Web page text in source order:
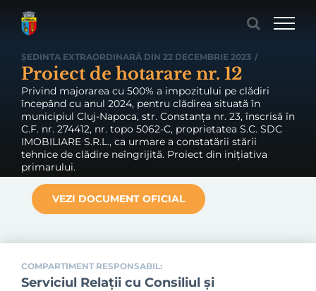
ȘEDINTA EXTRAORDINARĂ DIN 22 DECEMBRIE 2023 /
Proiect de hotarare nr. 12
Privind majorarea cu 500% a impozitului pe clădiri
începând cu anul 2024, pentru clădirea situată în
municipiul Cluj-Napoca, str. Constanța nr. 23, înscrisă în
C.F. nr. 274412, nr. topo 5062-C, proprietatea S.C. SDC
IMOBILIARE S.R.L., ca urmare a constatării stării
tehnice de clădire neîngrijită. Proiect din inițiativa
primarului.
VEZI DOCUMENT OFICIAL
COMPARTIMENT RESPONSABIL:
Serviciul Relaţii cu Consiliul şi